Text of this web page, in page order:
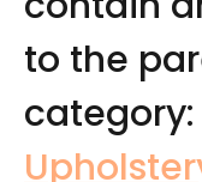
to the
category: